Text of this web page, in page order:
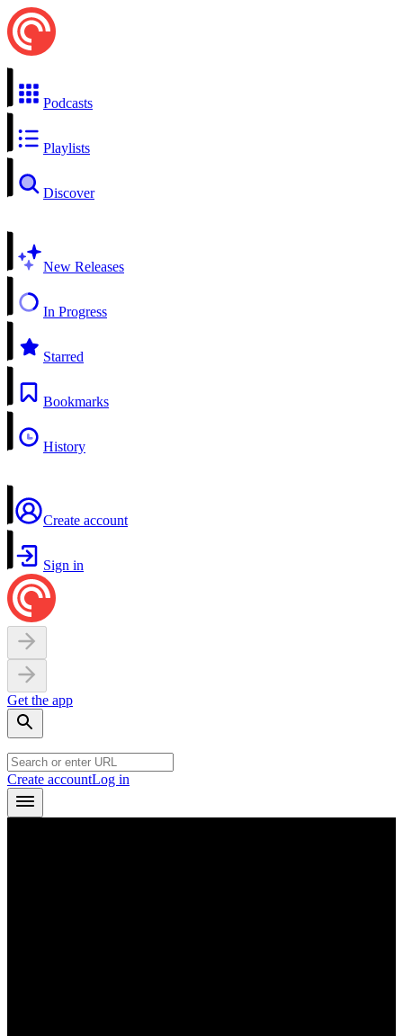
Podcasts
Playlists
Discover
New Releases
In Progress
Starred
Bookmarks
History
Create account
Sign in
Get the app
Create accountLog in